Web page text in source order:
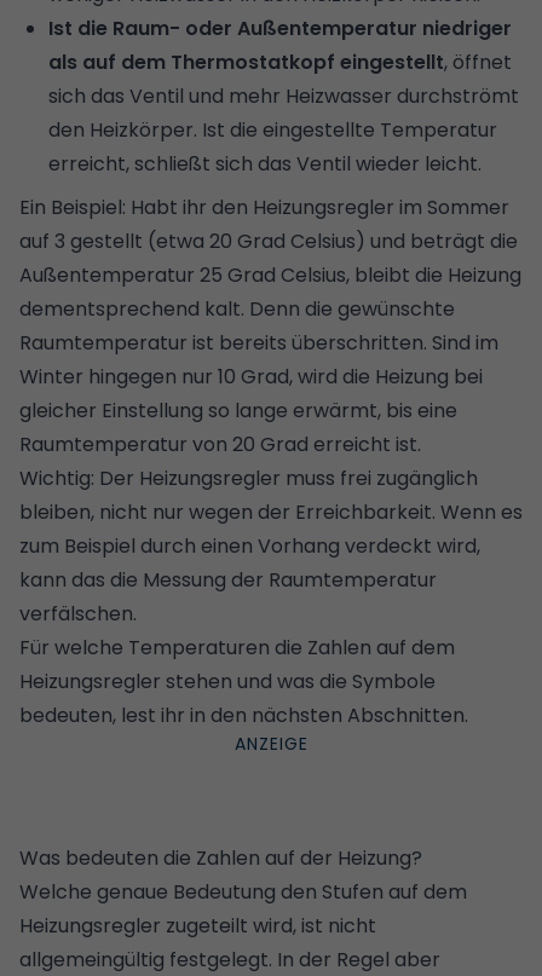
Ist die Raum- oder Außentemperatur niedriger
als auf dem Thermostatkopf eingestellt, öffnet
sich das Ventil und mehr Heizwasser durchströmt
den Heizkörper. Ist die eingestellte Temperatur
erreicht, schließt sich das Ventil wieder leicht.
Ein Beispiel: Habt ihr den Heizungsregler im Sommer
auf 3 gestellt (etwa 20 Grad Celsius) und beträgt die
Außentemperatur 25 Grad Celsius, bleibt die Heizung
dementsprechend kalt. Denn die gewünschte
Raumtemperatur ist bereits überschritten. Sind im
Winter hingegen nur 10 Grad, wird die Heizung bei
gleicher Einstellung so lange erwärmt, bis eine
Raumtemperatur von 20 Grad erreicht ist.
Wichtig: Der Heizungsregler muss frei zugänglich
bleiben, nicht nur wegen der Erreichbarkeit. Wenn es
zum Beispiel durch einen Vorhang verdeckt wird,
kann das die Messung der Raumtemperatur
verfälschen.
Für welche Temperaturen die Zahlen auf dem
Heizungsregler stehen und was die Symbole
bedeuten, lest ihr in den nächsten Abschnitten.
Was bedeuten die Zahlen auf der Heizung?
Welche genaue Bedeutung den Stufen auf dem
Heizungsregler zugeteilt wird, ist nicht
allgemeingültig festgelegt. In der Regel aber